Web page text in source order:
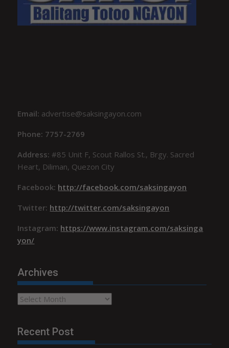
Email: advertise@saksingayon.com
Phone: 7757-2769
Address:#85 Unit F, Scout Rallos St., Brgy. Sacred
Heart, Diliman, Quezon City
Facebook: http://facebook.com/saksingayon
Twitter: http://twitter.com/saksingayon
Instagram: https://www.instagram.com/saksinga
yon/
Archives
Archives
Recent Post